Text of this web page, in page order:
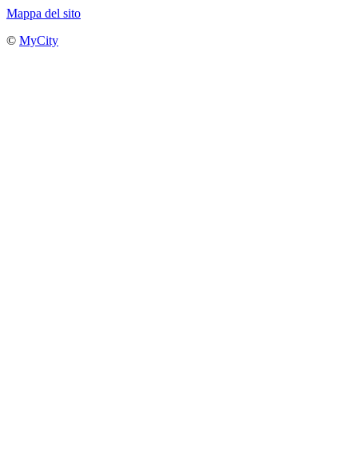
Mappa del sito
© MyCity